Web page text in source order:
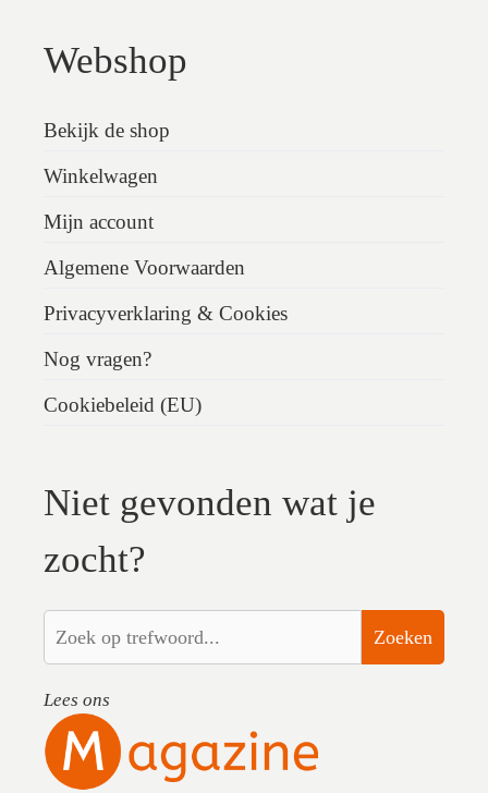
Webshop
Bekijk de shop
Winkelwagen
Mijn account
Algemene Voorwaarden
Privacyverklaring & Cookies
Nog vragen?
Cookiebeleid (EU)
Niet gevonden wat je
zocht?
Zoeken
Lees ons